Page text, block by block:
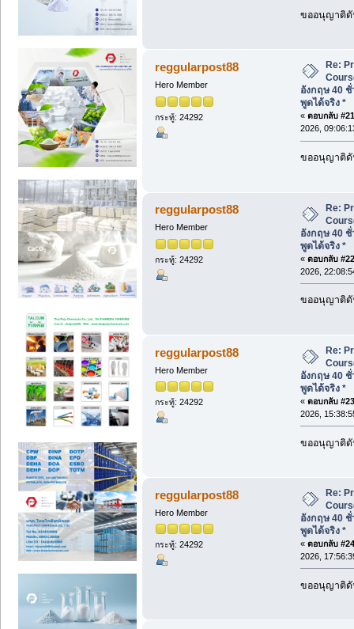
ขออนุญาติดั
reggularpost88
Hero Member
กระทู้: 24292
Re:
อังกฤษ 40
พูดได้จริง *
« ตอบกลับ
2026,
ขออนุญาติดั
reggularpost88
Hero Member
กระทู้: 24292
Re:
อังกฤษ 40
พูดได้จริง *
« ตอบกลับ
2026,
ขออนุญาติดั
reggularpost88
Hero Member
กระทู้: 24292
Re:
อังกฤษ 40
พูดได้จริง *
« ตอบกลับ
2026,
ขออนุญาติดั
reggularpost88
Hero Member
กระทู้: 24292
Re:
อังกฤษ 40
พูดได้จริง *
« ตอบกลับ
2026,
ขออนุญาติดั